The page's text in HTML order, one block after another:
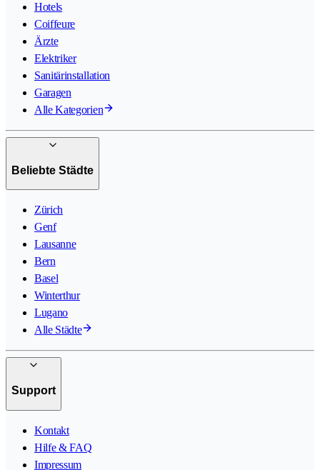
Hotels
Coiffeure
Ärzte
Elektriker
Sanitärinstallation
Garagen
Alle Kategorien
Beliebte Städte
Zürich
Genf
Lausanne
Bern
Basel
Winterthur
Lugano
Alle Städte
Support
Kontakt
Hilfe & FAQ
Impressum